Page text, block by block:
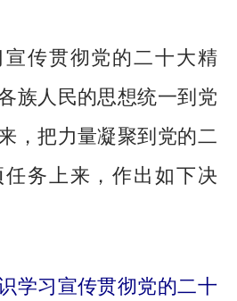
传贯彻党的二十大精
族人民的思想统一到党
，把力量凝聚到党的二
务上来，作出如下决
习宣传贯彻党的二十